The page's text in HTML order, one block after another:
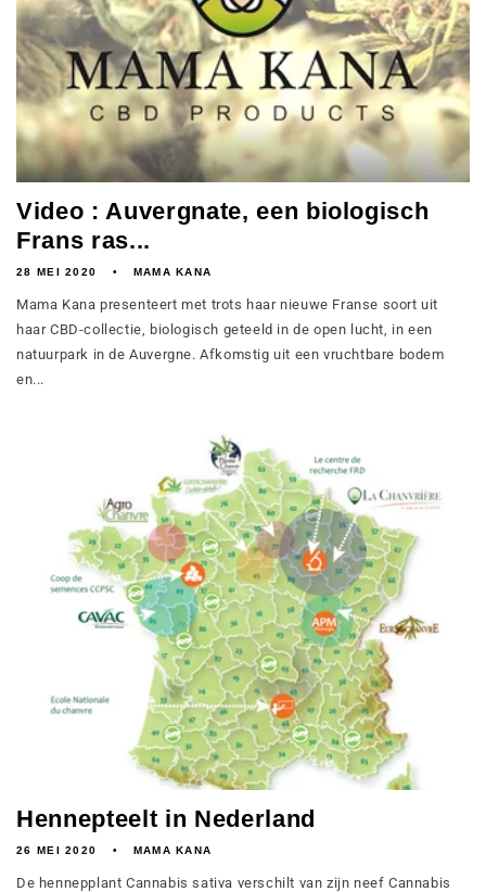
Video : Auvergnate, een biologisch
Frans ras...
28 MEI 2020 MAMA KANA
Mama Kana presenteert met trots haar nieuwe Franse soort uit
haar CBD-collectie, biologisch geteeld in de open lucht, in een
natuurpark in de Auvergne. Afkomstig uit een vruchtbare bodem
en...
Hennepteelt in Nederland
26 MEI 2020 MAMA KANA
De hennepplant Cannabis sativa verschilt van zijn neef Cannabis